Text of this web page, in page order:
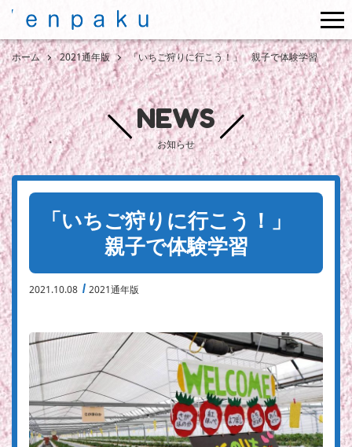
ホーム 2021通年版 「いちご狩りに行こう！」 親子で体験学習
NEWS
お知らせ
「いちご狩りに行こう！」
親子で体験学習
2021.10.08 2021通年版